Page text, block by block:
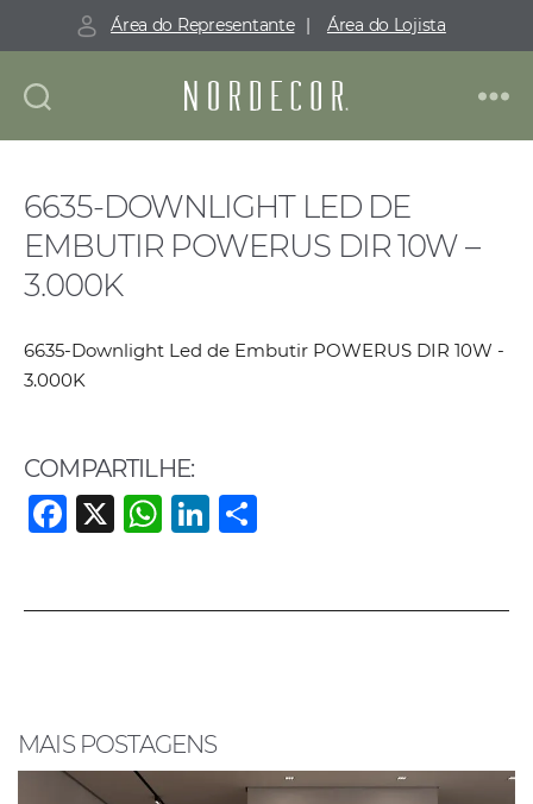
Área do Representante | Área do Lojista
Nordecor
6635-DOWNLIGHT LED DE
EMBUTIR POWERUS DIR 10W –
3.000K
6635-Downlight Led de Embutir POWERUS DIR 10W -
3.000K
COMPARTILHE:
F
e
o
k
X
W
s
p
Li
e e
MAIS POSTAGENS